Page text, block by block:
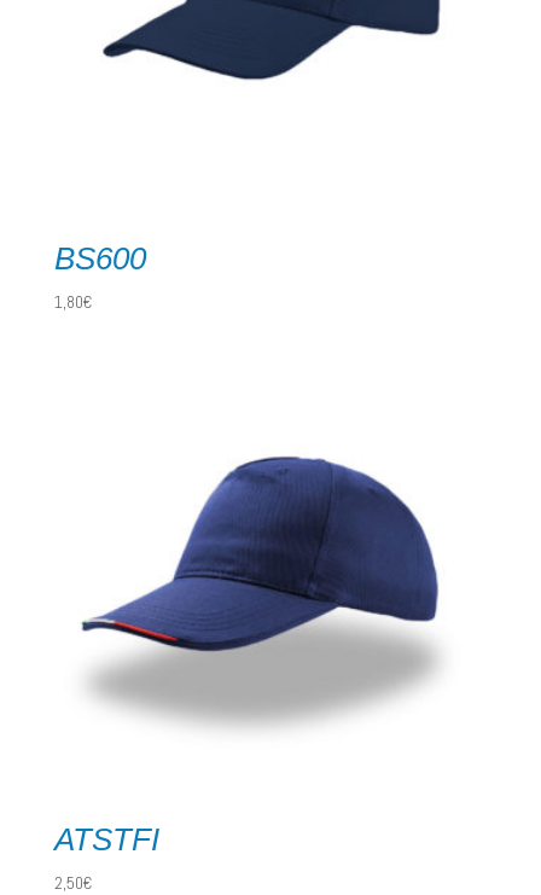
BS600
1,80€
ATSTFI
2,50€